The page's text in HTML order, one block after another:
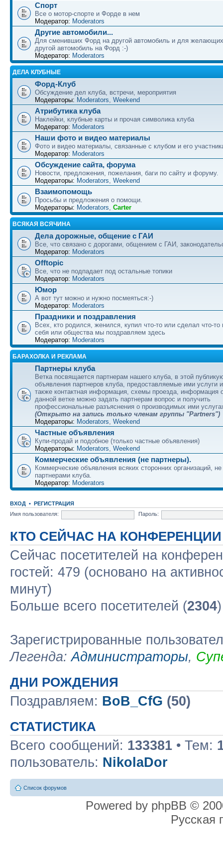
Спорт
Все о мотор-спорте и Форде в нем
Модератор: Moderators
Другие автомобили...
Для сменивших Форд на другой автомобиль и для
другой автомобиль на Форд :-)
Модератор: Moderators
ДЕЛА КЛУБНЫЕ
Форд-Клуб
Обсуждение дел клуба, встречи, мероприятия
Модераторы: Moderators Weekend
Атрибутика клуба
Наклейки, клубные карты и прочая символика клуба
Модератор: Moderators
Наши фото и видео материалы
Фото и видео материалы, связанные с клубом и его
Модератор: Moderators
Обсуждение сайта, форума
Новости, предложения, пожелания, баги по сайту и форуму.
Модераторы: Moderators Weekend
Взаимопомощь
Просьбы и предложения о помощи.
Модераторы: Moderators Carter
ВСЯКАЯ ВСЯЧИНА
Дела дорожные, общение с ГАИ
Все, что связано с дорогами, общением с ГАИ,
Модератор: Moderators
Offtopic
Все, что не подпадает под остальные топики
Модератор: Moderators
Юмор
А вот тут можно и нужно посмеяться:-)
Модератор: Moderators
Праздники и поздравления
Всех, кто родился, женился, купил что-то или сделал что-то
себя или общества мы поздравляем здесь
Модератор: Moderators
БАРАХОЛКА И РЕКЛАМА
Партнеры клуба
Ветка посвящается партнерам нашего клуба, в этой
объявления партнеров клуба, предоставляемые ими услуги
также контактная информация, схемы проезда, информация
данной ветке можно задать партнерам вопрос и получить
профессиональные разъяснения о производимых ими
(Открыто на запись только членам группы "Partners")
Модераторы: Moderators Weekend
Частные объявления
Купи-продай и подобное (только частные объявления)
Модераторы: Moderators Weekend
Коммерческие объявления (не партнеры).
Коммерческие объявления всяких сторонних организаций,
партнерами клуба.
Модератор: Moderators
ВХОД • РЕГИСТРАЦИЯ
Имя пользователя:
Пароль:
КТО СЕЙЧАС НА КОНФЕРЕНЦИИ
Сейчас посетителей на
гостей: 479 (основано на
минут)
Больше всего посетителей (2304
Зарегистрированные
Легенда:Администраторы,
ДНИ РОЖДЕНИЯ
Поздравляем: BoB_CfG (50)
СТАТИСТИКА
Всего сообщений: 133381 • Тем:
пользователь: NikolaDor
Список форумов
Powered by phpBB ©
Русская